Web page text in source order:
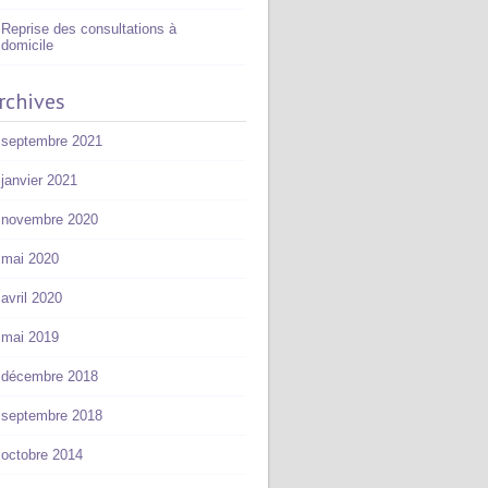
Reprise des consultations à
domicile
septembre 2021
janvier 2021
novembre 2020
mai 2020
avril 2020
mai 2019
décembre 2018
septembre 2018
octobre 2014